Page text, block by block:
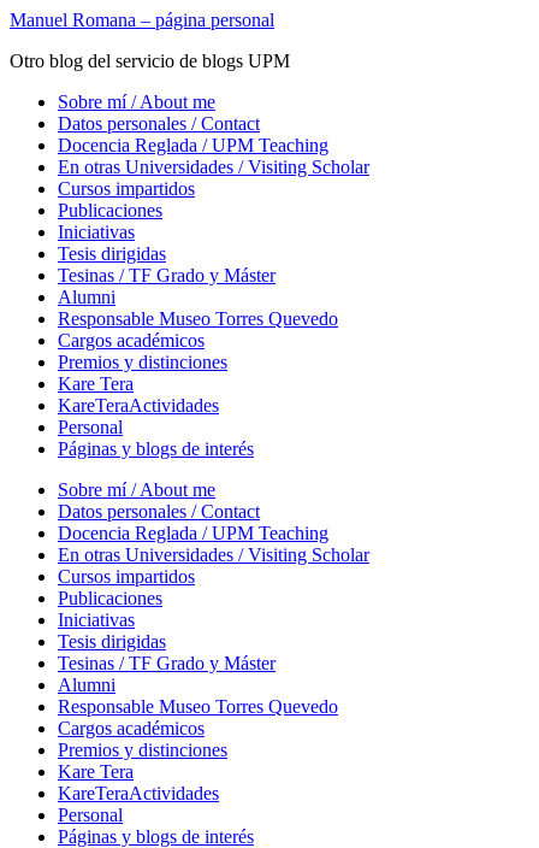
Saltar
contenido
Manuel Romana – página personal
Otro blog del servicio de blogs UPM
Alternar
menú
móvil
Sobre mí / About me
Datos personales / Contact
Docencia Reglada / UPM Teaching
En otras Universidades / Visiting Scholar
Cursos impartidos
Publicaciones
Iniciativas
Tesis dirigidas
Tesinas / TF Grado y Máster
Alumni
Responsable Museo Torres Quevedo
Cargos académicos
Premios y distinciones
Kare Tera
KareTeraActividades
Personal
Páginas y blogs de interés
Sobre mí / About me
Datos personales / Contact
Docencia Reglada / UPM Teaching
En otras Universidades / Visiting Scholar
Cursos impartidos
Publicaciones
Iniciativas
Tesis dirigidas
Tesinas / TF Grado y Máster
Alumni
Responsable Museo Torres Quevedo
Cargos académicos
Premios y distinciones
Kare Tera
KareTeraActividades
Personal
Páginas y blogs de interés